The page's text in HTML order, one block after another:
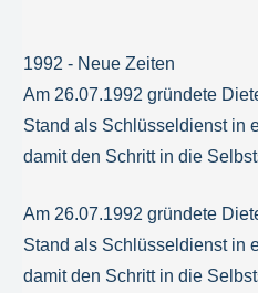
1992 - Neue Zeiten
Am 26.07.1992 gründete
Stand als Schlüsseldienst in
damit den Schritt in die
Am 26.07.1992 gründete
Stand als Schlüsseldienst in
damit den Schritt in die